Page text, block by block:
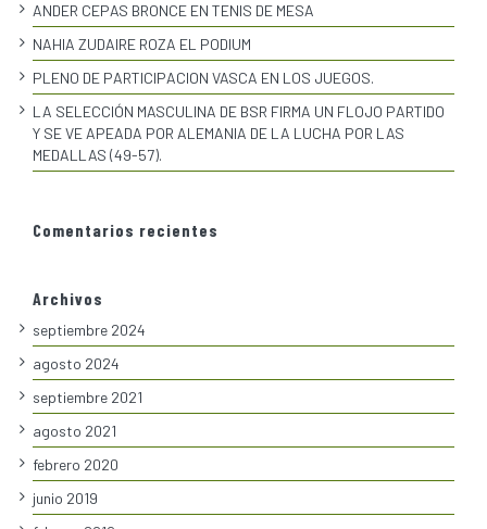
ANDER CEPAS BRONCE EN TENIS DE MESA
NAHIA ZUDAIRE ROZA EL PODIUM
PLENO DE PARTICIPACION VASCA EN LOS JUEGOS.
LA SELECCIÓN MASCULINA DE BSR FIRMA UN FLOJO PARTIDO
Y SE VE APEADA POR ALEMANIA DE LA LUCHA POR LAS
MEDALLAS (49-57).
Comentarios recientes
Archivos
septiembre 2024
agosto 2024
septiembre 2021
agosto 2021
febrero 2020
junio 2019